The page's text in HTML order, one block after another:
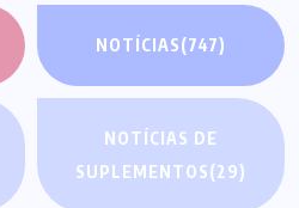
NOTÍCIAS(747)
NOTÍCIAS DE
SUPLEMENTOS(29)